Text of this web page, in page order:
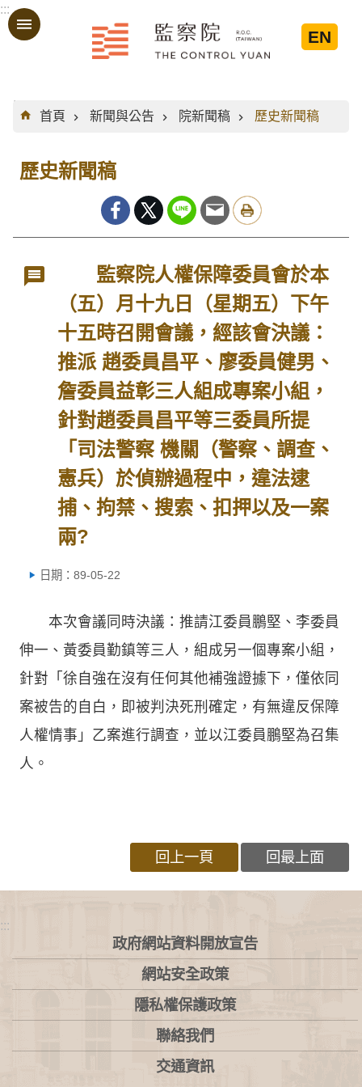
跳到主要內容區塊
:::
EN
:::
首頁
新聞與公告 院新聞稿 歷史新聞稿
歷史新聞稿
監察院人權保障委員會於本
（五）月十九日（星期五）下午
十五時召開會議，經該會決議：
推派 趙委員昌平、廖委員健男、
詹委員益彰三人組成專案小組，
針對趙委員昌平等三委員所提
「司法警察 機關（警察、調查、
憲兵）於偵辦過程中，違法逮
捕、拘禁、搜索、扣押以及一案
兩?
日期：89-05-22
本次會議同時決議：推請江委員鵬堅、李委員
伸一、黃委員勤鎮等三人，組成另一個專案小組，
針對「徐自強在沒有任何其他補強證據下，僅依同
案被告的自白，即被判決死刑確定，有無違反保障
人權情事」乙案進行調查，並以江委員鵬堅為召集
人。
回上一頁 回最上面
:::
政府網站資料開放宣告
網站安全政策
隱私權保護政策
聯絡我們
交通資訊